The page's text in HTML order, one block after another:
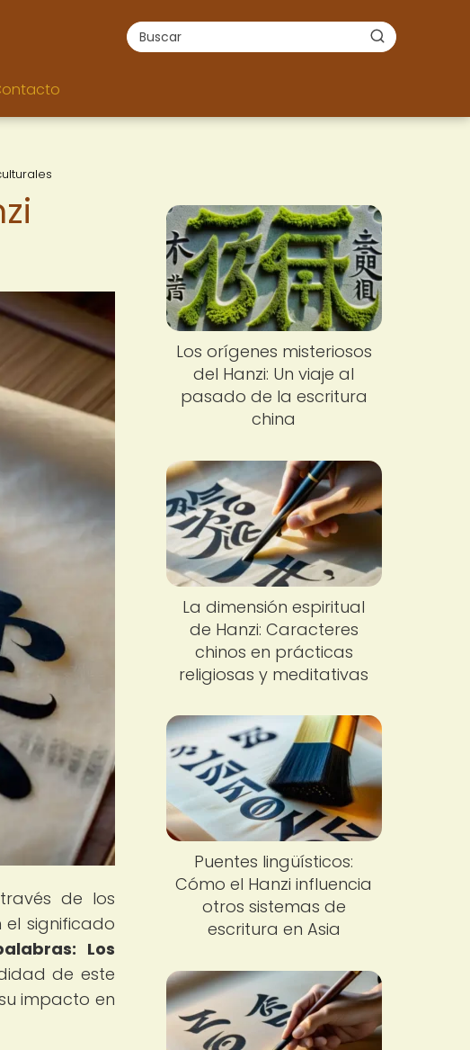
de los
el significado
Los
de este
impacto en
Los orígenes misteriosos
del Hanzi: Un viaje al
pasado de la escritura
china
La dimensión espiritual
de Hanzi: Caracteres
chinos en prácticas
religiosas y meditativas
Puentes lingüísticos:
Cómo el Hanzi influencia
otros sistemas de
escritura en Asia